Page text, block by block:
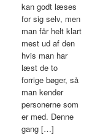
kan godt læses
for sig selv, men
man får helt klart
mest ud af den
hvis man har
læst de to
forrige bøger, så
man kender
personerne som
er med. Denne
gang […]